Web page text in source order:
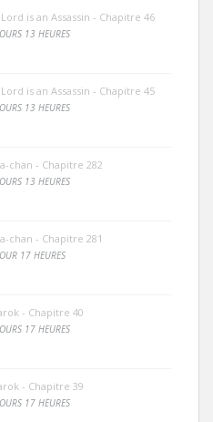
is an Assassin - Chapitre 46
13 HEURES
is an Assassin - Chapitre 45
13 HEURES
chan - Chapitre 282
13 HEURES
chan - Chapitre 281
17 HEURES
- Chapitre 40
17 HEURES
- Chapitre 39
17 HEURES